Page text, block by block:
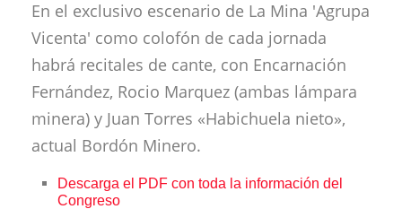
En el exclusivo escenario de La Mina 'Agrupa
Vicenta' como colofón de cada jornada
habrá recitales de cante, con Encarnación
Fernández, Rocio Marquez (ambas lámpara
minera) y Juan Torres «Habichuela nieto»,
actual Bordón Minero.
Descarga el PDF con toda la información del
Congreso